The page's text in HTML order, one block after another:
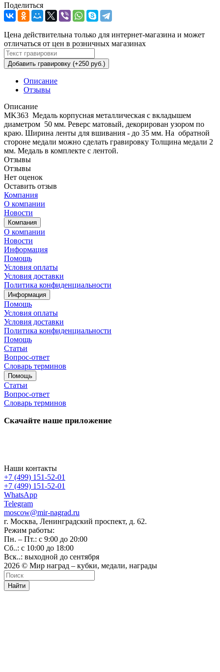
Поделиться
Цена действительна только для интернет-магазина и может
отличаться от цен в розничных магазинах
Добавить гравировку (+250 руб.)
Описание
Отзывы
Описание
MK363 Медаль корпусная металлическая с вкладышем
диаметром 50 мм. Реверс матовый, декорирован узором по
краю. Ширина ленты для вшивания - до 35 мм. На обратной
стороне медали можно сделать гравировку Толщина медали 2
мм. Медаль в комплекте с лентой.
Отзывы
Отзывы
Нет оценок
Оставить отзыв
Компания
О компании
Новости
Компания
О компании
Новости
Информация
Помощь
Условия оплаты
Условия доставки
Политика конфиденциальности
Информация
Помощь
Условия оплаты
Условия доставки
Политика конфиденциальности
Помощь
Статьи
Вопрос-ответ
Словарь терминов
Помощь
Статьи
Вопрос-ответ
Словарь терминов
Скачайте наше приложение
Наши контакты
+7 (499) 151-52-01
+7 (499) 151-52-01
WhatsApp
Telegram
moscow@mir-nagrad.ru
г. Москва, Ленинградский проспект, д. 62.
Режим работы:
Пн. – Пт.: с 9:00 до 20:00
Сб..: с 10:00 до 18:00
Вск..: выходной до сентября
2026 © Мир наград – кубки, медали, награды
Найти